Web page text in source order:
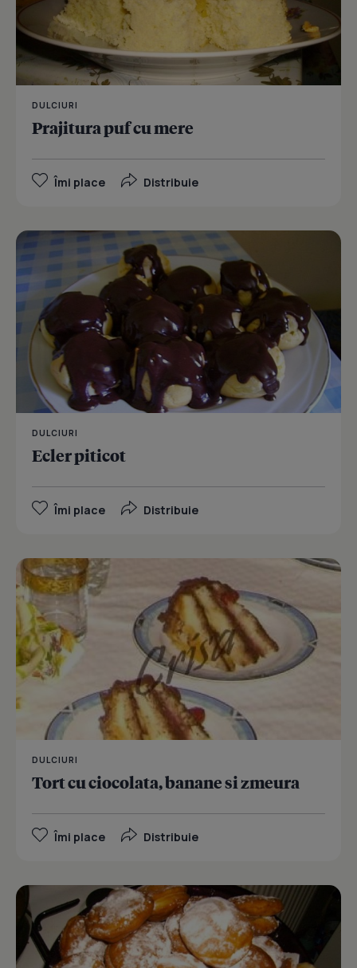
DULCIURI
Prajitura puf cu mere
Îmi place Distribuie
DULCIURI
Ecler piticot
Îmi place Distribuie
DULCIURI
Tort cu ciocolata, banane si zmeura
Îmi place Distribuie